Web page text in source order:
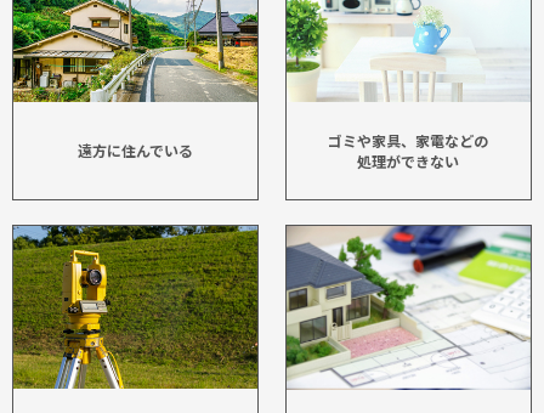
遠方に住んでいる
ゴミや家具、家電などの
処理ができない